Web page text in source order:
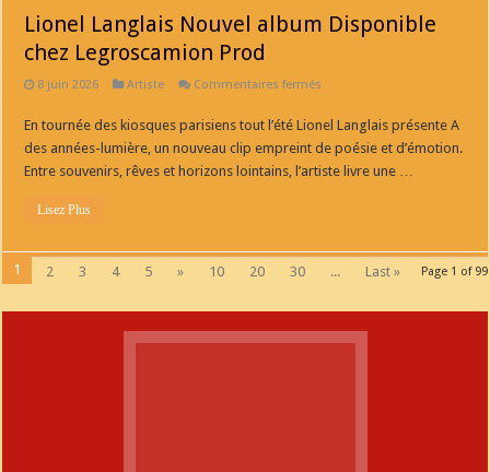
Lionel Langlais Nouvel album Disponible
chez Legroscamion Prod
8 juin 2026 Artiste Commentaires fermés
Nouvel
album
Disponible
chez
En tournée des kiosques parisiens tout l’été Lionel Langlais présente A
des années-lumière, un nouveau clip empreint de poésie et d’émotion.
Entre souvenirs, rêves et horizons lointains, l’artiste livre une …
Lisez Plus
Page 1 of 99
1 2 3 4 5 » 10 20 30 ... Last »